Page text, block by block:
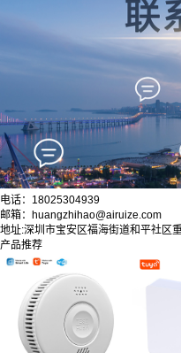
电话：18025304939
邮箱：huangzhihao@airuize.com
地址:深圳市宝安区福海街道和平社区
产品推荐